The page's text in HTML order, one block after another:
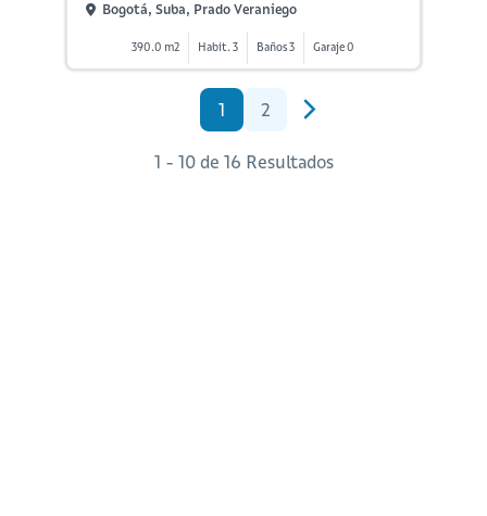
Bogotá, Suba, Prado Veraniego
390.0 m2 Habit. 3 Baños 3 Garaje 0
1 2
1 - 10 de 16 Resultados